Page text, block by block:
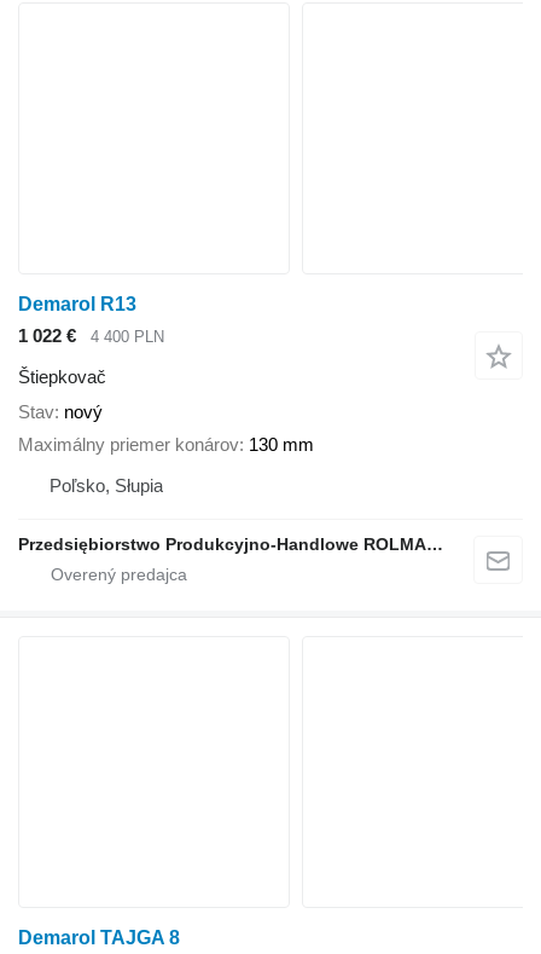
Demarol R13
1 022 €
4 400 PLN
Štiepkovač
Stav nový
Maximálny priemer konárov 130 mm
Poľsko, Słupia
Przedsiębiorstwo Produkcyjno-Handlowe ROLMAPOL Marcin Dziekan
Demarol TAJGA 8